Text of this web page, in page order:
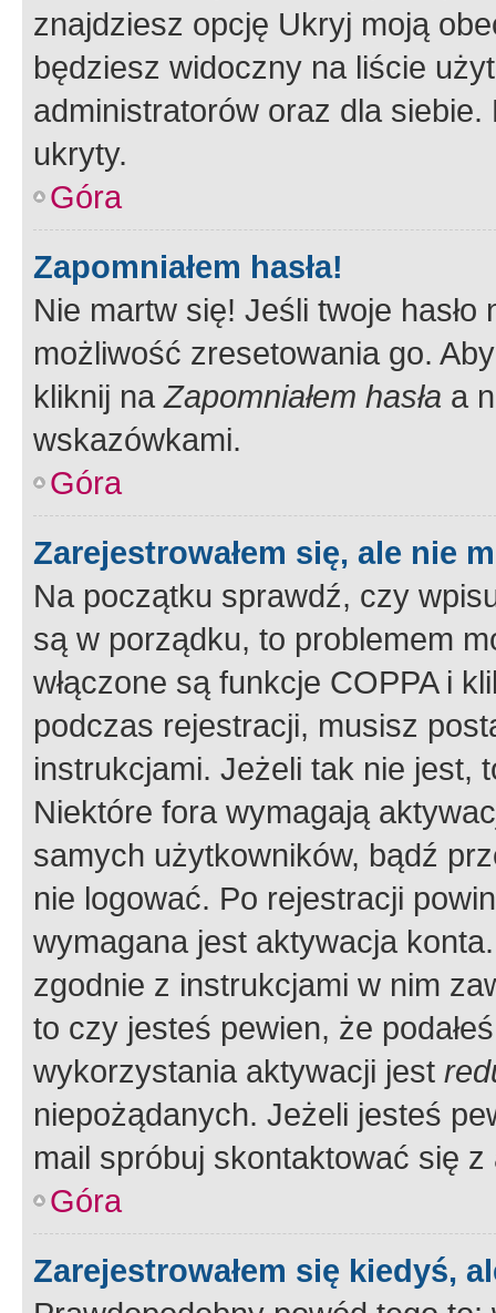
znajdziesz opcję Ukryj moją
będziesz widoczny na liście
administratorów oraz dla
ukryty.
Góra
Zapomniałem hasła!
Nie martw się! Jeśli twoje
możliwość zresetowania go.
kliknij naZapomniałem hasła a
wskazówkami.
Góra
Zarejestrowałem się, ale nie
Na początku sprawdź, czy
są w porządku, to problemem
włączone są funkcje COPPA i
podczas rejestracji, musisz
instrukcjami. Jeżeli tak nie jest,
Niektóre fora wymagają
samych użytkowników, bądź
nie logować. Po rejestracji
wymagana jest aktywacja
zgodnie z instrukcjami w nim
to czy jesteś pewien, że
wykorzystania aktywacji jest
niepożądanych. Jeżeli jesteś
mail spróbuj skontaktować się
Góra
Zarejestrowałem się kiedyś,